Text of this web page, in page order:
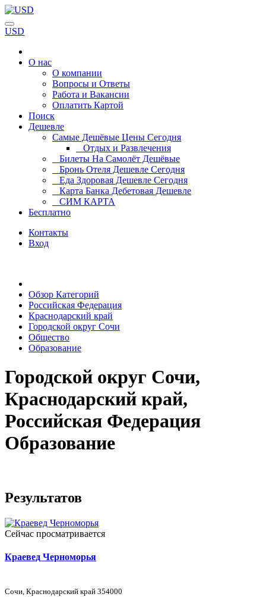
USD
О нас
О компании
Вопросы и Ответы
Работа и Вакансии
Оплатить Картой
Поиск
Дешевле
Самые Дешёвые Цены Сегодня
Отдых и Развлечения
Билеты На Самолёт Дешёвые
Бронь Отеля Дешевле Сегодня
Еда Здоровая Дешевле Сегодня
Карта Банка Дебетовая Дешевле
СИМ КАРТА
Бесплатно
Контакты
Вход
Обзор Категорий
Российская Федерация
Краснодарский край
Городской округ Сочи
Общество
Образование
Городской округ Сочи,
Краснодарский край,
Российская Федерация
Образование
Результатов
Сейчас просматривается
Краевед Черноморья
Сочи, Краснодарский край 354000